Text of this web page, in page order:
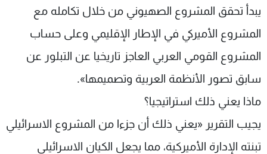
يبدأ تحقق المشروع الصهيوني من خلال تكامله مع
المشروع الأميركي في الإطار الإقليمي وعلى حساب
المشروع القومي العربي العاجز تاريخيا عن التبلور عن
سابق تصور الأنظمة العربية وتصميمها».
ماذا يعني ذلك استراتيجيا؟
يجيب التقرير «يعني ذلك أن جزءا من المشروع الاسرائيلي
تبنته الإدارة الأميركية، مما يجعل الكيان الاسرائيلي